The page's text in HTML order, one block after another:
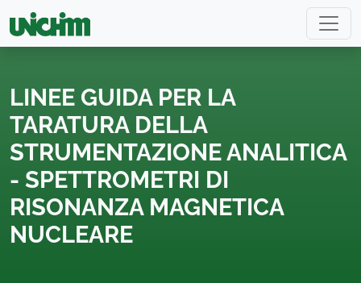
LINEE GUIDA PER LA
TARATURA DELLA
STRUMENTAZIONE ANALITICA
- SPETTROMETRI DI
RISONANZA MAGNETICA
NUCLEARE